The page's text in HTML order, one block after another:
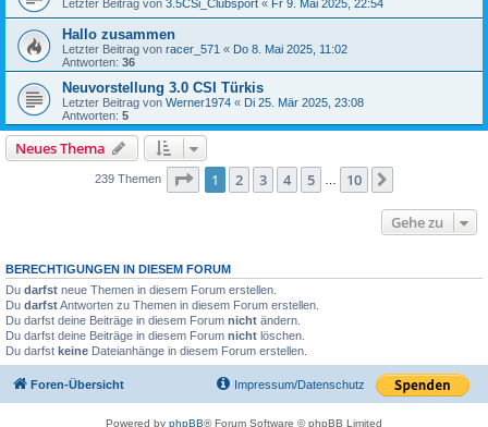
Letzter Beitrag von 3.5CSi_Clubsport « Fr 9. Mai 2025, 22:54
Hallo zusammen
Letzter Beitrag von racer_571 « Do 8. Mai 2025, 11:02
Antworten: 36
Neuvorstellung 3.0 CSI Türkis
Letzter Beitrag von Werner1974 « Di 25. Mär 2025, 23:08
Antworten: 5
Neues Thema
239 Themen Seite 1von 10
1 2 3 4 5 10
Gehe zu
BERECHTIGUNGEN IN DIESEM FORUM
Du darfst neue Themen in diesem Forum erstellen.
Du darfstAntworten zu Themen in diesem Forum erstellen.
Du darfst deine Beiträge in diesem Forum nicht ändern.
Du darfst deine Beiträge in diesem Forum nicht löschen.
Du darfst keine Dateianhänge in diesem Forum erstellen.
Foren-Übersicht Impressum/Datenschutz
Powered by phpBB® Forum Software © phpBB Limited